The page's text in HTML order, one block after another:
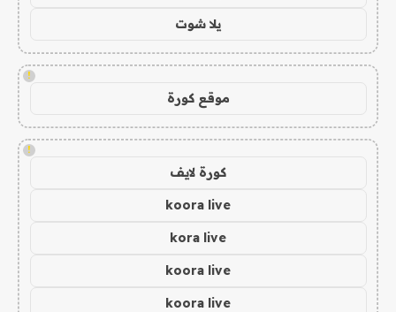
يلا شوت
!
موقع كورة
!
كورة لايف
koora live
kora live
koora live
koora live